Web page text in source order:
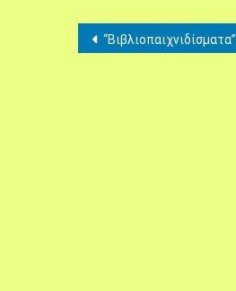
Πλοήγηση
“Βιβλιοπαιχνιδίσματα” με το Α2